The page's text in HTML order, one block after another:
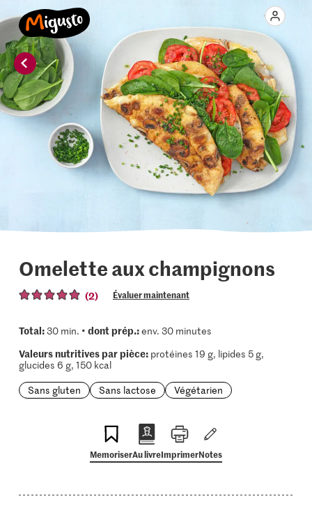
Omelette aux champignons
(2) Évaluer maintenant
Total:30 min. • dont prép.:env. 30 minutes
Valeurs nutritives par pièce:protéines 19 g, lipides 5 g,
glucides 6 g, 150 kcal
Sans gluten
Sans lactose Végétarien
MemoriserAu livreImprimerNotes